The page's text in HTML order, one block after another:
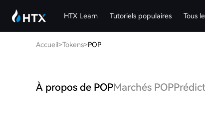
HTX Learn Tutoriels populaires Tous
Accueil>Tokens>POP
À propos de POPMarchés POP